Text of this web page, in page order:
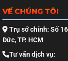
VỀ CHÚNG TÔI
Trụ sở chính: Số
Đức, TP. HCM
Tư vấn dịch vụ: